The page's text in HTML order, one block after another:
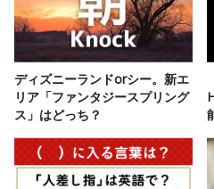
ディズニーランドorシー。新エ
リア「ファンタジースプリング
ス」はどっち？